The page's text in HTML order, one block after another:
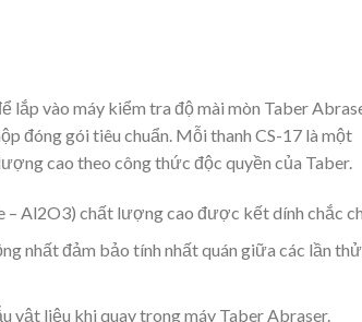
vào máy kiểm tra độ mài mòn Taber
đóng gói tiêu chuẩn. Mỗi thanh CS-17 là một
cao theo công thức độc quyền của Taber.
Al2O3) chất lượng cao được kết dính chắc
nhất đảm bảo tính nhất quán giữa các lần thử
vật liệu khi quay trong máy Taber Abraser.